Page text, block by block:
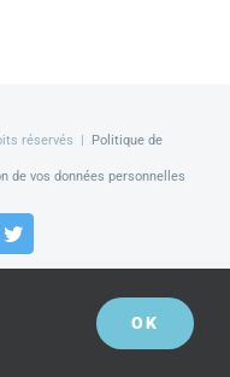
réservés | Politique de
de vos données personnelles
Twitter
OK